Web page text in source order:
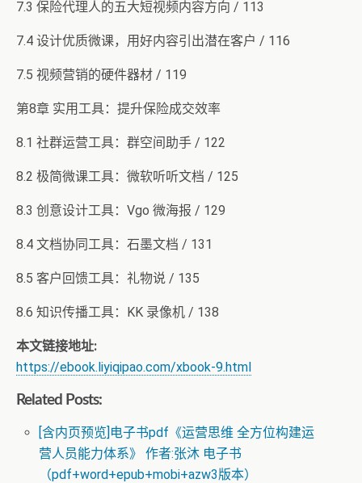
7.3 保险代理人的五大短视频内容方向 / 113
7.4 设计优质微课，用好内容引出潜在客户 / 116
7.5 视频营销的硬件器材 / 119
第8章 实用工具：提升保险成交效率
8.1 社群运营工具：群空间助手 / 122
8.2 极简微课工具：微软听听文档 / 125
8.3 创意设计工具：Vgo 微海报 / 129
8.4 文档协同工具：石墨文档 / 131
8.5 客户回馈工具：礼物说 / 135
8.6 知识传播工具：KK 录像机 / 138
本文链接地址:
https://ebook.liyiqipao.com/xbook-9.html
Related Posts:
[含内页预览]电子书pdf《运营思维 全方位构建运
营人员能力体系》 作者:张沐 电子书
（pdf+word+epub+mobi+azw3版本）